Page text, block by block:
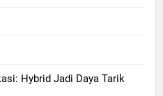
Hybrid Jadi Daya Tarik